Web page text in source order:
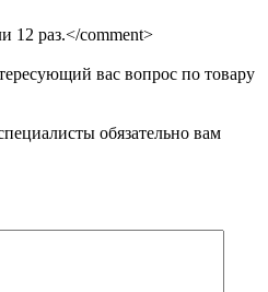
12 раз.</comment>
вас вопрос по товару
обязательно вам